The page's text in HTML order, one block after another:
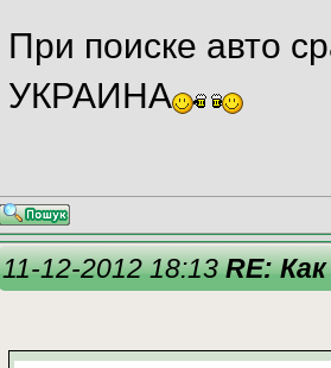
При поиске авто
УКРАИНА
11-12-2012 18:13RE: